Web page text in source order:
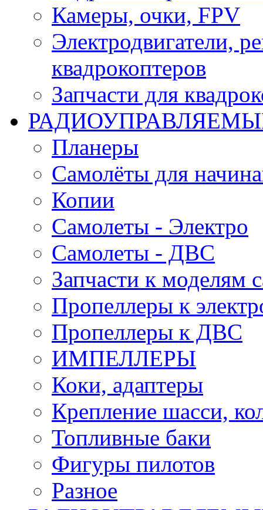
Камеры, очки, FPV
Электродвигатели,
квадрокоптеров
Запчасти для
Планеры
Самолёты для
Копии
Самолеты - Электро
Самолеты - ДВС
Запчасти к моделям
Пропеллеры к
Пропеллеры к ДВС
ИМПЕЛЛЕРЫ
Коки, адаптеры
Крепление шасси,
Топливные баки
Фигуры пилотов
Разное